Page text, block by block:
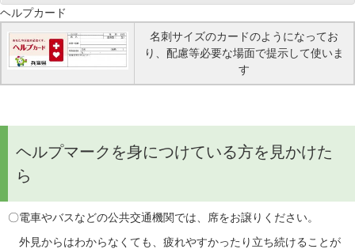
ヘルプカード
名刺サイズのカードのようになってお
り、配慮等必要な場面で提示して使いま
す
ヘルプマークを身につけている方を見かけた
ら
〇電車やバスなどの公共交通機関では、席をお譲りください。
外見からはわからなくても、疲れやすかったり立ち続けることが